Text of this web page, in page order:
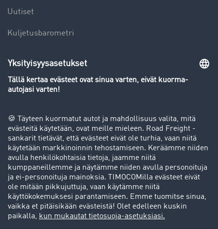
Uutiset
Kuljetusbarometri
Yleiskatsaus rahtipörssiin
Success stories
Asiakassuosittelut
Goodies
Tukipalvelu
Tukipalvelu